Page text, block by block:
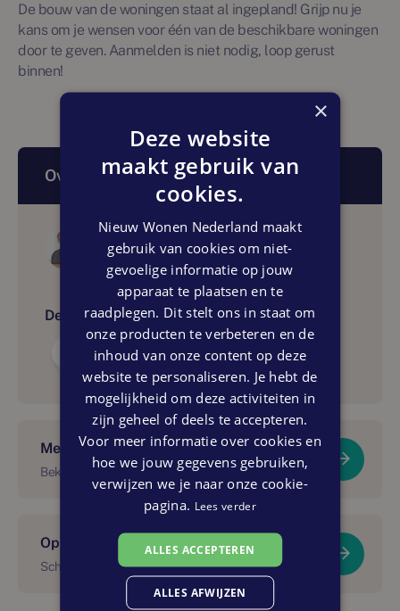
De bouw van de woningen staat al ingepland! Grijp nu je
kans om je wensen voor één van de beschikbare woningen
door te geven. Aanmelden is niet nodig, loop gerust
binnen!
Over dit artikel
Lamberink Nieuwbouwmakelaars
Delen:
Meer over dit project?
Bekijk De Groene Gaarde
Op de hoogte blijven van dit project?
Schrijf je in voor onze nieuwsbrief.
×
Deze website
maakt gebruik van
cookies.
Nieuw Wonen Nederland maakt
gebruik van cookies om niet-
gevoelige informatie op jouw
apparaat te plaatsen en te
raadplegen. Dit stelt ons in staat om
onze producten te verbeteren en de
inhoud van onze content op deze
website te personaliseren. Je hebt de
mogelijkheid om deze activiteiten in
zijn geheel of deels te accepteren.
Voor meer informatie over cookies en
hoe we jouw gegevens gebruiken,
verwijzen we je naar onze cookie-
pagina. Lees verder
ALLES ACCEPTEREN
ALLES AFWIJZEN